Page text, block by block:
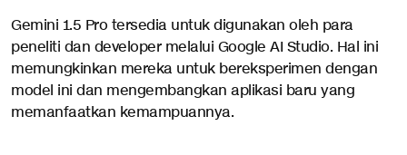
Gemini 1.5 Pro tersedia untuk digunakan oleh para
peneliti dan developer melalui Google AI Studio. Hal ini
memungkinkan mereka untuk bereksperimen dengan
model ini dan mengembangkan aplikasi baru yang
memanfaatkan kemampuannya.